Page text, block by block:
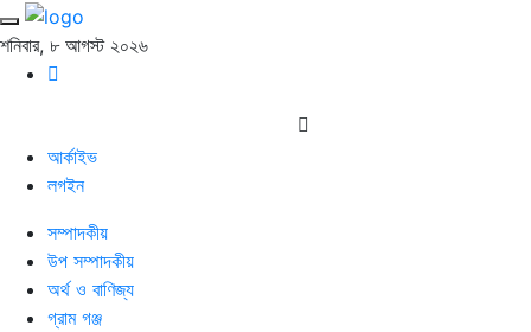
শনিবার, ৮ আগস্ট ২০২৬
আর্কাইভ
লগইন
সম্পাদকীয়
উপ সম্পাদকীয়
অর্থ ও বাণিজ্য
গ্রাম গঞ্জ